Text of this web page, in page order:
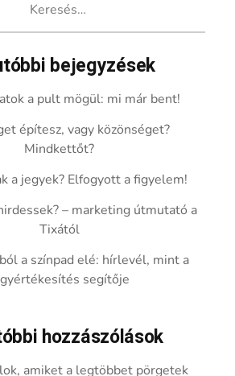
bejegyzések
a pult mögül: mi már bent!
építesz, vagy közönséget?
Mindkettőt?
a jegyek? Elfogyott a figyelem!
– marketing útmutató a
Tixától
a színpad elé: hírlevél, mint a
segítője
hozzászólások
amiket a legtöbbet pörgetek